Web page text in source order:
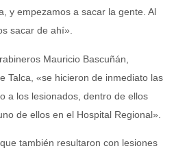
y empezamos a sacar la gente. Al
sacar de ahí».
Mauricio Bascuñán,
Talca, «se hicieron de inmediato las
a los lesionados, dentro de ellos
de ellos en el Hospital Regional».
también resultaron con lesiones